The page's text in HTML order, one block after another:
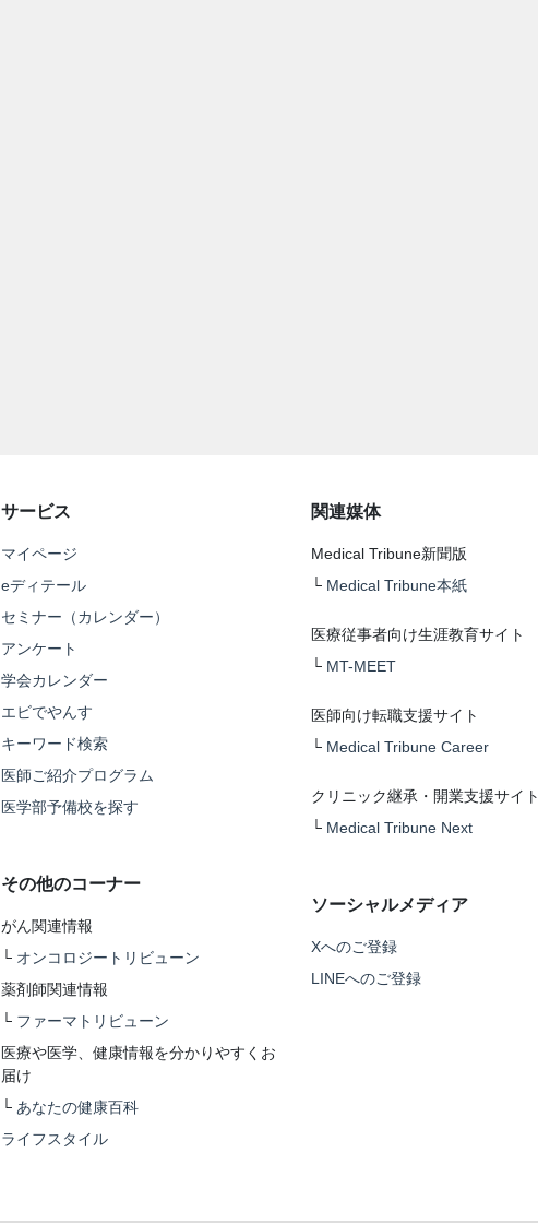
サービス
マイページ
eディテール
セミナー（カレンダー）
アンケート
学会カレンダー
エビでやんす
キーワード検索
医師ご紹介プログラム
医学部予備校を探す
その他のコーナー
がん関連情報
└ オンコロジートリビューン
薬剤師関連情報
└ ファーマトリビューン
医療や医学、健康情報を分かりやすくお
届け
└ あなたの健康百科
ライフスタイル
関連媒体
Medical Tribune新聞版
└ Medical Tribune本紙
医療従事者向け生涯教育サイト
└ MT-MEET
医師向け転職支援サイト
└ Medical Tribune Career
クリニック継承・開業支援サイト
└ Medical Tribune Next
ソーシャルメディア
Xへのご登録
LINEへのご登録